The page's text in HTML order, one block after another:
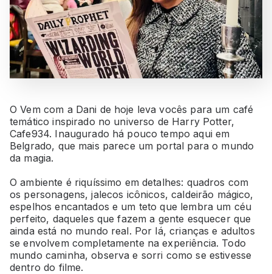
O Vem com a Dani de hoje leva vocês para um café
temático inspirado no universo de Harry Potter,
Cafe934. Inaugurado há pouco tempo aqui em
Belgrado, que mais parece um portal para o mundo
da magia.
O ambiente é riquíssimo em detalhes: quadros com
os personagens, jalecos icônicos, caldeirão mágico,
espelhos encantados e um teto que lembra um céu
perfeito, daqueles que fazem a gente esquecer que
ainda está no mundo real. Por lá, crianças e adultos
se envolvem completamente na experiência. Todo
mundo caminha, observa e sorri como se estivesse
dentro do filme.